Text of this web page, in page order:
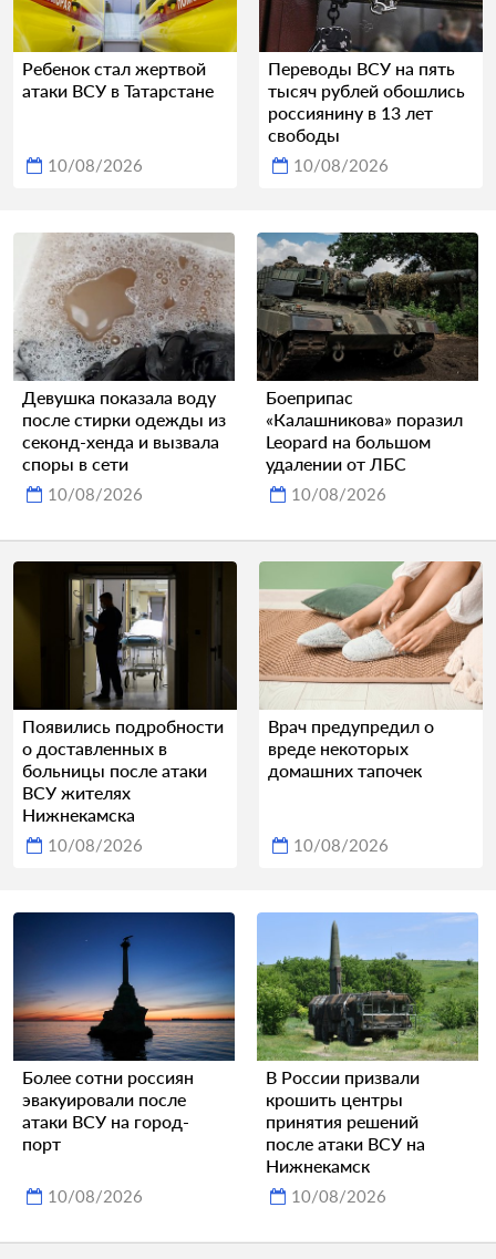
Ребенок стал жертвой
атаки ВСУ в Татарстане
10/08/2026
Переводы ВСУ на пять
тысяч рублей обошлись
россиянину в 13 лет
свободы
10/08/2026
Девушка показала воду
после стирки одежды из
секонд-хенда и вызвала
споры в сети
10/08/2026
Боеприпас
«Калашникова» поразил
Leopard на большом
удалении от ЛБС
10/08/2026
Появились подробности
о доставленных в
больницы после атаки
ВСУ жителях
Нижнекамска
10/08/2026
Врач предупредил о
вреде некоторых
домашних тапочек
10/08/2026
Более сотни россиян
эвакуировали после
атаки ВСУ на город-
порт
10/08/2026
В России призвали
крошить центры
принятия решений
после атаки ВСУ на
Нижнекамск
10/08/2026